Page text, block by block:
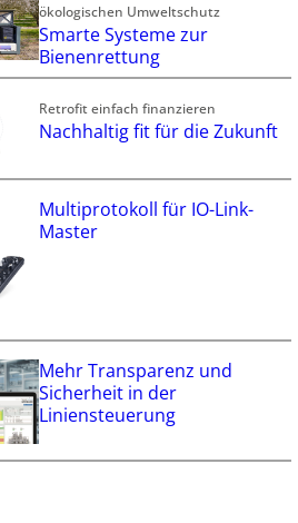
ökologischen Umweltschutz
Smarte Systeme zur
Bienenrettung
Retrofit einfach finanzieren
Nachhaltig fit für die Zukunft
Multiprotokoll für IO-Link-
Master
Mehr Transparenz und
Sicherheit in der
Liniensteuerung